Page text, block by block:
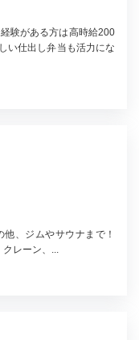
る方は高時給200
い仕出し弁当も活力にな
他、ジムやサウナまで！
レーン、...